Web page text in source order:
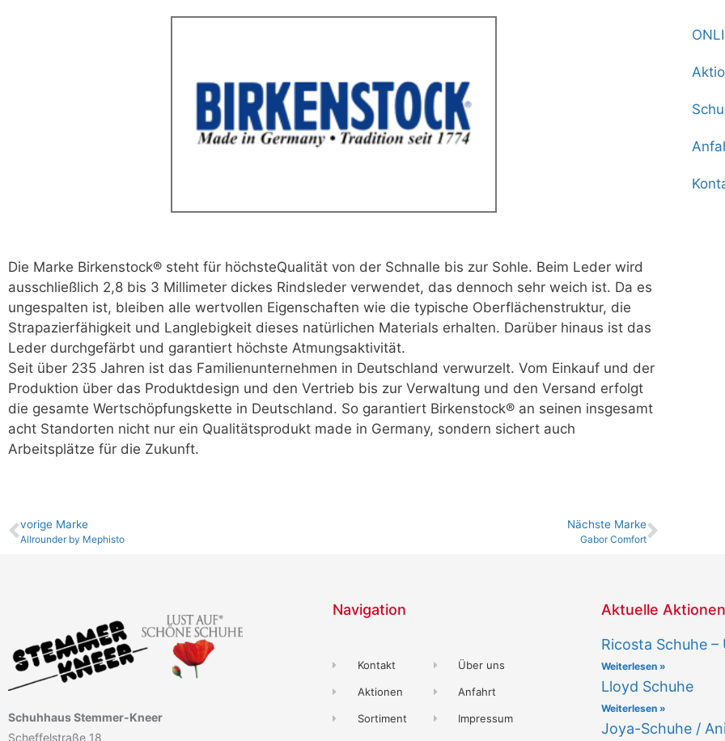
Die Marke Birkenstock® steht für höchsteQualität von der Schnalle bis zur Sohle. Beim Leder wird
ausschließlich 2,8 bis 3 Millimeter dickes Rindsleder verwendet, das dennoch sehr weich ist. Da es
ungespalten ist, bleiben alle wertvollen Eigenschaften wie die typische Oberflächenstruktur, die
Strapazierfähigkeit und Langlebigkeit dieses natürlichen Materials erhalten. Darüber hinaus ist das
Leder durchgefärbt und garantiert höchste Atmungsaktivität.
Seit über 235 Jahren ist das Familienunternehmen in Deutschland verwurzelt. Vom Einkauf und der
Produktion über das Produktdesign und den Vertrieb bis zur Verwaltung und den Versand erfolgt
die gesamte Wertschöpfungskette in Deutschland. So garantiert Birkenstock® an seinen insgesamt
acht Standorten nicht nur ein Qualitätsprodukt made in Germany, sondern sichert auch
Arbeitsplätze für die Zukunft.
vo­ri­ge Marke
Allrounder by Mephisto
Nächste Marke
Gabor Comfort
Schuhhaus Stemmer-Kneer
Scheffelstraße 18
Navigation
Kontakt
Aktionen
Sortiment
Über uns
Anfahrt
Impressum
Aktuelle Aktionen
Ricosta Schuhe
Weiterlesen »
Lloyd Schuhe
Weiterlesen »
Joya-Schuhe /